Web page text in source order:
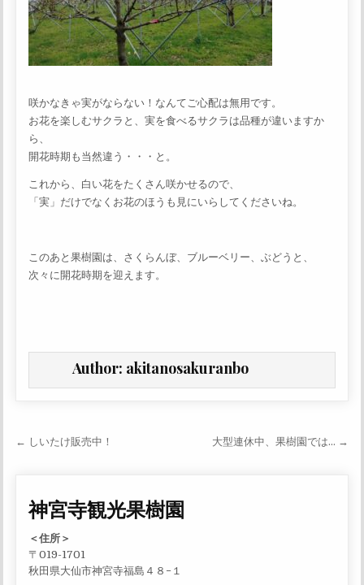
咲かなきゃ実がならない！なんてご心配は無用です。
お花を楽しむサクラと、実を食べるサクラは品種が違いますか
ら、
開花時期も当然違う・・・と。
これから、白い花をたくさん咲かせるので、
「実」だけでなくお花のほうも見にいらしてくださいね。
このあと果樹園は、さくらんぼ、ブルーベリー、ぶどうと、
次々に開花時期を迎えます。
Author: akitanosakuranbo
投稿ナビゲーション
← しいたけ販売中！ 大型連休中、果樹園では… →
神宮寺観光果樹園
＜住所＞
〒019-1701
秋田県大仙市神宮寺福島４８−１